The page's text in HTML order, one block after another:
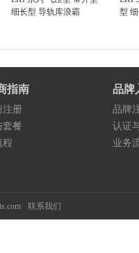
细长型 导轨库浪霸
型
指南
注册
套餐
程
品牌
品牌
认证
业务
联系我们